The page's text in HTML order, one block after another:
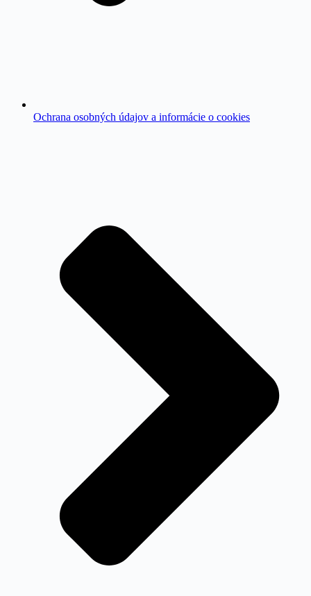
Ochrana osobných údajov a informácie o cookies